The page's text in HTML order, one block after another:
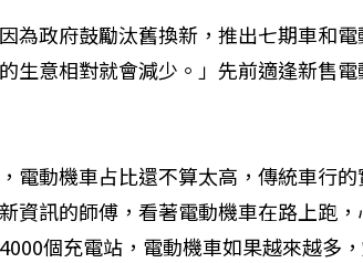
為政府鼓勵汰舊換新，推出七期車和
生意相對就會減少。」先前適逢新售
電動機車占比還不算太高，傳統車行
資訊的師傅，看著電動機車在路上跑
個充電站，電動機車如果越來越多